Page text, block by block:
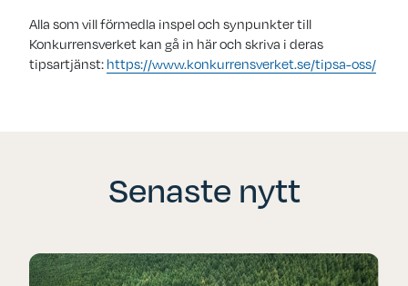
Alla som vill förmedla inspel och synpunkter till
Konkurrensverket kan gå in här och skriva i deras
tipsartjänst: https://www.konkurrensverket.se/tipsa-oss/
Senaste nytt